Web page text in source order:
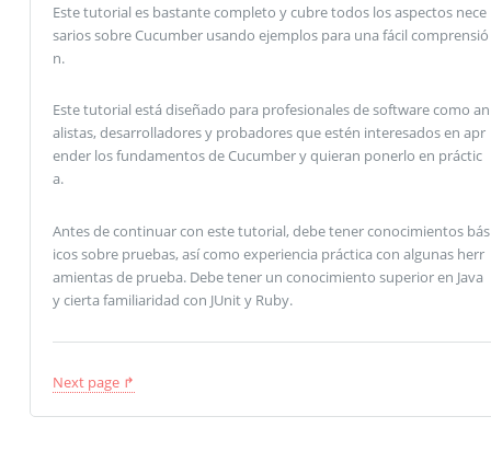
Este tutorial es bastante completo y cubre todos los aspectos nece
sarios sobre Cucumber usando ejemplos para una fácil comprensió
n.
Este tutorial está diseñado para profesionales de software como an
alistas, desarrolladores y probadores que estén interesados ​​en apr
ender los fundamentos de Cucumber y quieran ponerlo en práctic
a.
Antes de continuar con este tutorial, debe tener conocimientos bás
icos sobre pruebas, así como experiencia práctica con algunas herr
amientas de prueba. Debe tener un conocimiento superior en Java
y cierta familiaridad con JUnit y Ruby.
Next page ↱